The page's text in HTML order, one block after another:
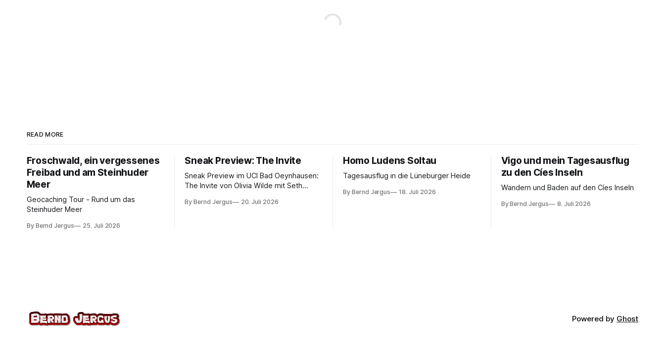
READ MORE
Froschwald, ein vergessenes
Freibad und am Steinhuder
Meer
Geocaching Tour - Rund um das
Steinhuder Meer
By Bernd Jergus 25. Juli 2026
Sneak Preview: The Invite
Sneak Preview im UCI Bad Oeynhausen:
The Invite von Olivia Wilde mit Seth
Norton. Kammerspiel, Sex-Comedy, 8,5
By Bernd Jergus 20. Juli 2026
Homo Ludens Soltau
Tagesausflug in die Lüneburger Heide
By Bernd Jergus 18. Juli 2026
Vigo und mein Tagesausflug
zu den Cíes Inseln
Wandern und Baden auf den Cíes Inseln
By Bernd Jergus 8. Juli 2026
Powered by Ghost